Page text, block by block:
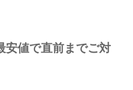
安値で直前までご対